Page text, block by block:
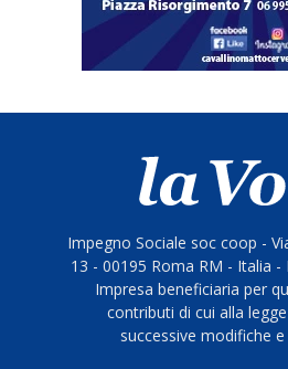
Impegno Sociale soc coop -
13 - 00195 Roma RM - Italia -
Impresa beneficiaria per
contributi di cui alla
successive modifiche